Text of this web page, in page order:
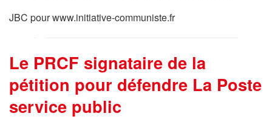
JBC pour www.initiative-communiste.fr
Le PRCF signataire de la
pétition pour défendre La Poste
service public